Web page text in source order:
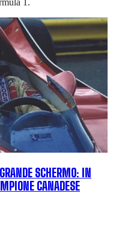
1.
SCHERMO: IN
CANADESE